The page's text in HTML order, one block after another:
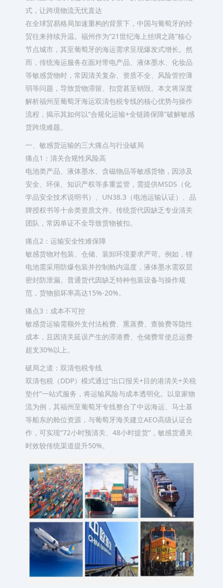
式，让跨境物流无忧直达
在全球贸易格局加速重构的背景下，中国与葡萄牙的经
贸往来持续升温。福州作为“21世纪海上丝绸之路”核心
节点城市，其至葡萄牙的海运需求呈现爆发式增长。然
而，传统海运服务在面对带电产品、液体墨水、化妆品
等敏感货物时，常因清关复杂、资质不全、风险管控薄
弱等问题，导致货物滞留、扣货甚至销毁。本文将深度
解析福州至葡萄牙海运双清包税专线的核心优势与操作
流程，揭示其如何以“合规化运输+全链路保障”破解敏感
货跨境难题。
一、敏感货运输的三大痛点与行业破局
痛点1：清关合规性风险高
电池类产品、液体墨水、含磁物品等敏感货物，因涉及
安全、环保、知识产权等多重监管，需提供MSDS（化
学品安全技术说明书）、UN38.3（电池运输认证）、品
牌授权书等十余类资质文件。传统货代因缺乏专业清关
团队，常因单证不全导致货物被扣。
痛点2：运输安全性难保障
敏感货物对包装、仓储、装卸环境要求严苛。例如，锂
电池需采用防爆包装并控制舱内温度，液体墨水需双层
密封防泄漏。普通货代因缺乏特种包装设备与操作规
范，货物损坏率高达15%-20%。
痛点3：成本不可控
敏感货运输需额外支付法检费、熏蒸费、查验费等隐性
成本，且因清关延误产生的滞港费、仓储费常使总运费
超支30%以上。
破局之道：双清包税专线
双清包税（DDP）模式通过“出口报关+目的港清关+关税
垫付”一站式服务，将运输风险与成本透明化。以皇家物
流为例，其福州至葡萄牙专线整合了中远海运、马士基
等船东的舱位资源，与葡萄牙海关建立AEO高级认证合
作，可实现“72小时预清关、48小时提货”，敏感货通关
时效较传统渠道提升50%。